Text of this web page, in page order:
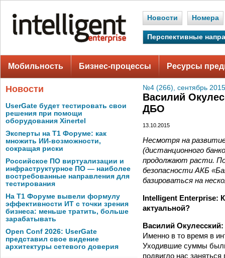
Новости Номера
Перспективные
Мобильность Бизнес-процессы Ресурсы
Новости
UserGate будет тестировать свои
решения при помощи
оборудования Xinertel
Эксперты на Т1 Форуме: как
множить ИИ-возможности,
сокращая риски
Российское ПО виртуализации и
инфраструктурное ПО — наиболее
востребованные направления для
тестирования
На Т1 Форуме вывели формулу
эффективности ИТ с точки зрения
бизнеса: меньше тратить, больше
зарабатывать
Open Conf 2026: UserGate
представил свое видение
архитектуры сетевого доверия
№4 (266), сентябрь
Василий
ДБО
13.10.2015
Несмотря на
(дистанционного
продолжают расти. По
безопасности АКБ
базироваться на
Intelligent Enterprise:
актуальной?
Василий Окулесский:
Именно в то время в
Уходившие суммы
подвигло нас